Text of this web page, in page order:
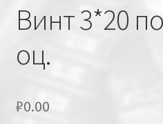
Винт 3*20
оц.
₽0.00